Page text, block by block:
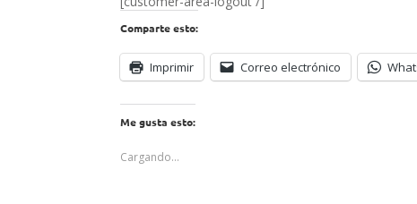
Comparte esto:
Imprimir Correo electrónico
Me gusta esto:
Cargando...